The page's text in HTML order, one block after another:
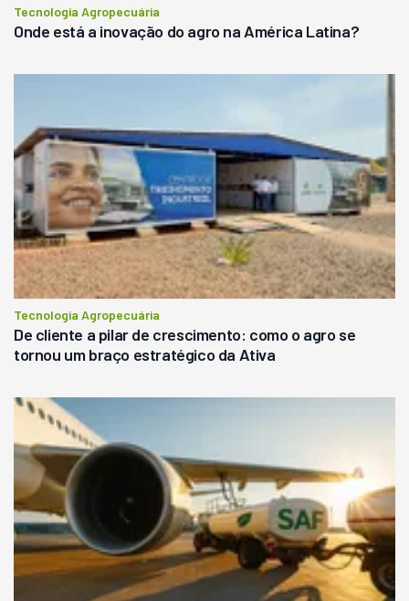
Tecnologia Agropecuária
Onde está a inovação do agro na América Latina?
Tecnologia Agropecuária
De cliente a pilar de crescimento: como o agro se
tornou um braço estratégico da Ativa